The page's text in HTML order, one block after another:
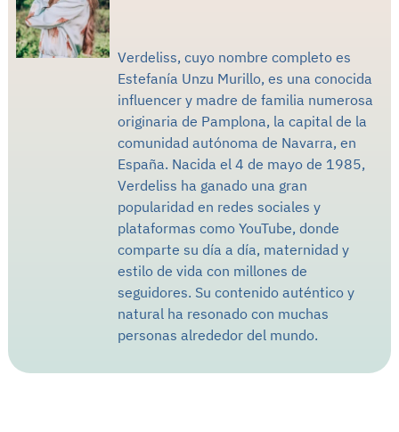
Verdeliss, cuyo nombre completo es
Estefanía Unzu Murillo, es una conocida
influencer y madre de familia numerosa
originaria de Pamplona, la capital de la
comunidad autónoma de Navarra, en
España. Nacida el 4 de mayo de 1985,
Verdeliss ha ganado una gran
popularidad en redes sociales y
plataformas como YouTube, donde
comparte su día a día, maternidad y
estilo de vida con millones de
seguidores. Su contenido auténtico y
natural ha resonado con muchas
personas alrededor del mundo.